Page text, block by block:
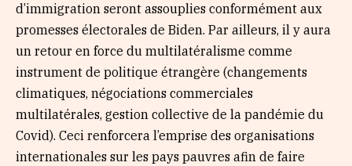
d’immigration seront assouplies conformément aux
promesses électorales de Biden. Par ailleurs, il y aura
un retour en force du multilatéralisme comme
instrument de politique étrangère (changements
climatiques, négociations commerciales
multilatérales, gestion collective de la pandémie du
Covid). Ceci renforcera l’emprise des organisations
internationales sur les pays pauvres afin de faire